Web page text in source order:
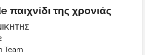
παιχνίδι της χρονιάς
Team